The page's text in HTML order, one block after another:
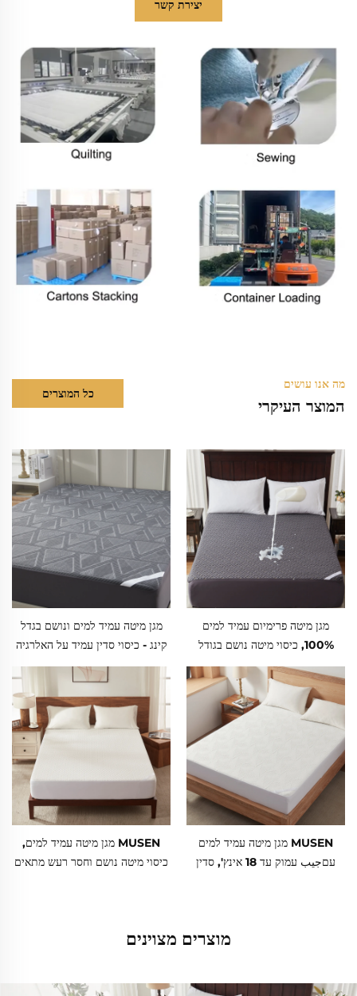
יצירת קשר
מה אנו עושים
המוצר העיקרי
כל המוצרים
מגן מיטה פרימיום עמיד למים
100%, כיסוי מיטה נושם בגודל
קינג, כיסוי סדין עם בד אוורור
3D,جيب עמוק 6"-18" לחדר שינה,
מלון
מגן מיטה עמיד למים ונושם בגדל
קינג - כיסוי סדין עמיד על האלרגיה
וחסר רעש עםجيب עמוק 6"-18"
לעומק, לבית, חדר שינה, מלון
(אפור)
MUSEN מגן מיטה עמיד למים
עםجيب עמוק עד 18 אינץ', סדין
MUSEN מגן מיטה עמיד למים,
כיסוי מיטה נושם וחסר רעש מתאים
מוצרים מצוינים